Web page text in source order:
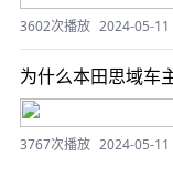
3602次播放 2024-05-11
为什么本田思域车
3767次播放 2024-05-11